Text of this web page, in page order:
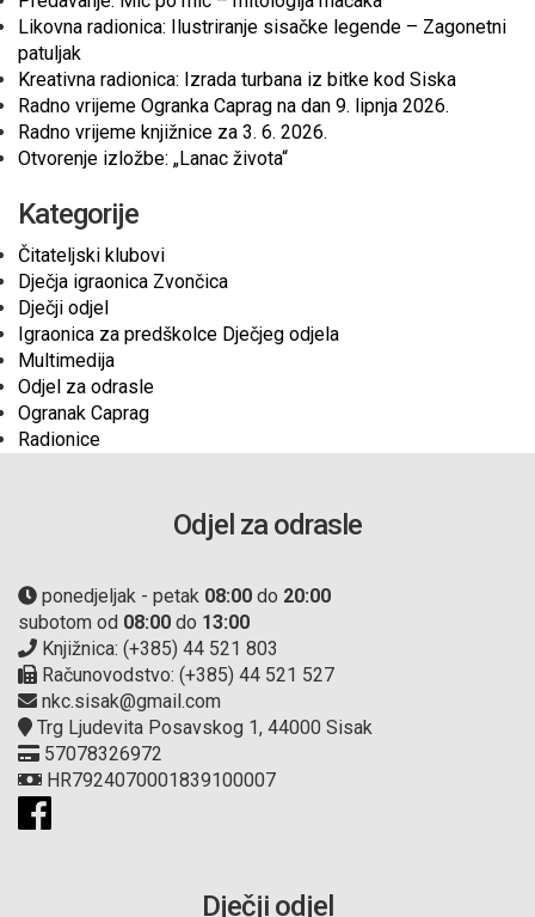
Likovna radionica: Ilustriranje sisačke legende – Zagonetni
patuljak
Kreativna radionica: Izrada turbana iz bitke kod Siska
Radno vrijeme Ogranka Caprag na dan 9. lipnja 2026.
Radno vrijeme knjižnice za 3. 6. 2026.
Otvorenje izložbe: „Lanac života“
Kategorije
Čitateljski klubovi
Dječja igraonica Zvončica
Dječji odjel
Igraonica za predškolce Dječjeg odjela
Multimedija
Odjel za odrasle
Ogranak Caprag
Radionice
Odjel za odrasle
ponedjeljak - petak 08:00 do 20:00
subotom od 08:00 do 13:00
Knjižnica: (+385) 44 521 803
Računovodstvo: (+385) 44 521 527
nkc.sisak@gmail.com
Trg Ljudevita Posavskog 1, 44000 Sisak
57078326972
HR7924070001839100007
Dječji odjel